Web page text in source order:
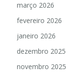
março 2026
fevereiro 2026
janeiro 2026
dezembro 2025
novembro 2025